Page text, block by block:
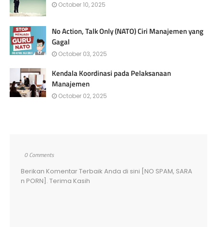
October 10, 2025
No Action, Talk Only (NATO) Ciri Manajemen yang
Gagal
October 03, 2025
Kendala Koordinasi pada Pelaksanaan
Manajemen
October 02, 2025
0 Comments
Berikan Komentar Terbaik Anda di sini [NO SPAM, SARA
n PORN]. Terima Kasih